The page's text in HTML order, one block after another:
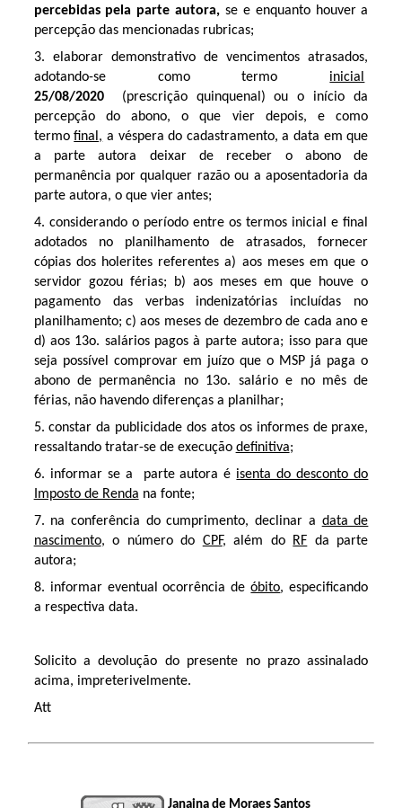
percebidas pela parte autora, se e enquanto houver a
percepção das mencionadas rubricas;
3. elaborar demonstrativo de vencimentos atrasados,
adotando-se como termo inicial
25/08/2020 (prescrição quinquenal) ou o início da
percepção do abono, o que vier depois, e como
termofinal, a véspera do cadastramento, a data em que
a parte autora deixar de receber o abono de
permanência por qualquer razão ou a aposentadoria da
parte autora, o que vier antes;
4. considerando o período entre os termos inicial e final
adotados no planilhamento de atrasados,fornecer
cópias dos holerites referentes a) aos meses em que o
servidor gozou férias; b) aos meses em que houve o
pagamento das verbas indenizatórias incluídas no
planilhamento; c) aos meses de dezembro de cada ano e
d) aos 13o. salários pagos à parte autora; isso para que
seja possível comprovar em juízo que o MSP já paga o
abono de permanência no 13o. salário e no mês de
férias, não havendo diferenças a planilhar;
5. constar da publicidade dos atos os informes de praxe,
ressaltando tratar-se de execução definitiva;
6. informar se a parte autora é isenta do desconto do
Imposto de Renda na fonte;
7. na conferência do cumprimento, declinar a data de
nascimento, o número do CPF, além do RF da parte
autora;
8. informar eventual ocorrência deóbito, especificando
a respectiva data.
Solicito a devolução do presente no prazo assinalado
acima, impreterivelmente.
Att
Janaina de Moraes Santos